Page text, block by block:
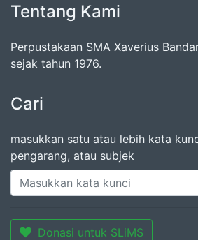
Tentang Kami
Perpustakaan SMA Xaverius
sejak tahun 1976.
Cari
masukkan satu atau lebih kata
pengarang, atau subjek
Donasi untuk SLiMS